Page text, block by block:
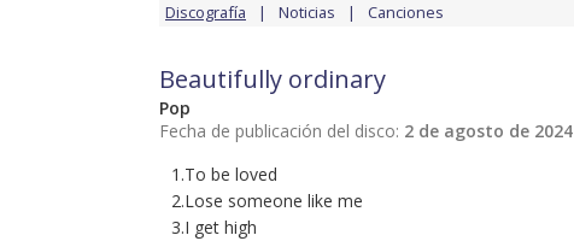
Discografía Noticias Canciones
Beautifully ordinary
Pop
Fecha de publicación del disco: 2 de agosto de 2024
1.To be loved
2.Lose someone like me
3.I get high